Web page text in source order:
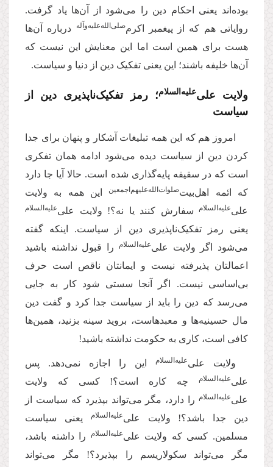
بوده‌اند یعنی احکام دین را می‌‌شود از آن‌ها یاد گرفت.
روایاتی هم که از پیغمبر اکرم‌صلی‌‌الله‌‌علیه‌‌و‌آله
درباره آن‌ها
هست برای همین است اما این معنایش این نیست که
آن‌ها خلیفه باشند؛ این یعنی تفکیک دین از دنیا و سیاست.
ولایت علی‌علیه‌‌السلام؛ رمز تفکیک‌ناپذیری دین از
سیاست
امروز هم که این همه تبلیغات آشکار و پنهان برای جدا
کردن دین از سیاست دیده می‌شود ادامه همان تفکری
است که در سقیفه پایه‌گذاری شده است. حالا آیا جا دارد
که ائمه اهل‌بیت‌صلوات‌‌الله‌‌عليهم‌‌اجمعين
این همه به ولایت
علی‌علیه‌‌السلام سفارش کنند یا نه؟! ولایت علی‌علیه‌‌السلام
یعنی رمز تفکیک‌ناپذیری دین از سیاست. اینکه گفته
می‌شود اگر ولایت علی‌علیه‌‌السلام
را قبول نداشته باشید
اعمالتان پذیرفته نیست و ایمانتان ناقص است حرف
بی‌اساسی نیست. اگر آنجا سستی شود کار به جایی
می‌رسد که دین را باید از سیاست جدا کرد و گفت دین
مال حسینیه‌ها و معبدهاست، بروید سینه بزنید، همین‌ها
کافی است، کاری به حکومت نداشته باشید!
ولایت علی‌علیه‌‌السلام
این را اجازه نمی‌دهد. پس
علی‌علیه‌‌السلام
چه کاره است؟! کسی که ولایت
علی‌علیه‌‌السلام را دارد، مگر می‌تواند بپذیرد که سیاست از
دین جدا باشد؟! ولایت علی‌علیه‌‌السلام
یعنی سیاست
مسلمین. کسی که ولایت علی‌علیه‌‌السلام
را داشته باشد،
مگر می‌تواند سکولاریسم را بپذیرد؟! مگر می‌تواند